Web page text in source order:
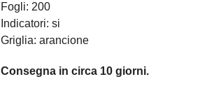
Fogli: 200
Indicatori: si
Griglia: arancione
Consegna in circa 10 giorni.